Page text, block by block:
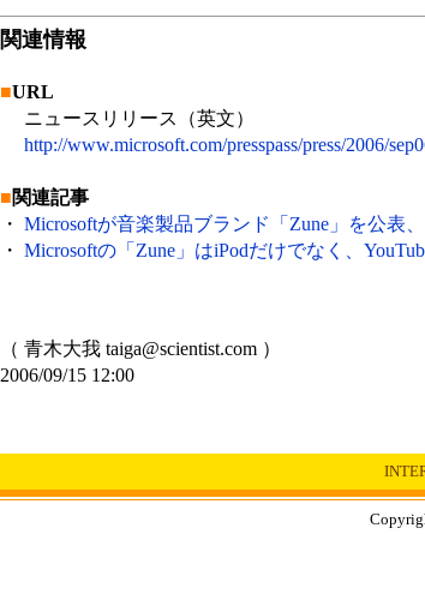
関連情報
■URL
ニュースリリース（英文）
http://www.microsoft.com/presspass/press/2006/
■関連記事
・ Microsoftが音楽製品ブランド「Zune」を公表
・ Microsoftの「Zune」はiPodだけでなく、
（ 青木大我 taiga@scientist.com ）
2006/09/15 12:00